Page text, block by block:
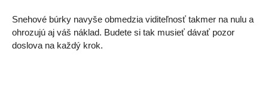
Snehové búrky navyše obmedzia viditeľnosť takmer na nulu a
ohrozujú aj váš náklad. Budete si tak musieť dávať pozor
doslova na každý krok.